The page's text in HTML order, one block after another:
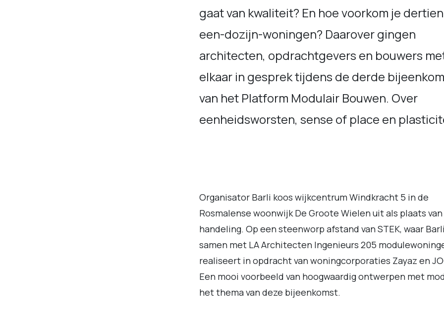
gaat van kwaliteit? En hoe voorkom je
een-dozijn-woningen? Daarover gingen
architecten, opdrachtgevers en bouwers
elkaar in gesprek tijdens de derde
van het Platform Modulair Bouwen. Over
eenheidsworsten, sense of place en
Organisator Barli koos wijkcentrum Windkracht 5 in de
Rosmalense woonwijk De Groote Wielen uit als plaats van
handeling. Op een steenworp afstand van STEK, waar
samen met LA Architecten Ingenieurs 205
realiseert in opdracht van woningcorporaties Zayaz en
Een mooi voorbeeld van hoogwaardig ontwerpen met
het thema van deze bijeenkomst.